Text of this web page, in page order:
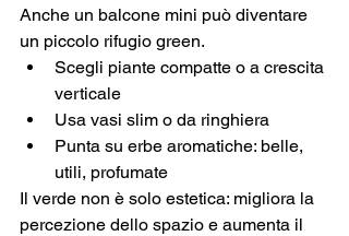
Anche un balcone mini può diventare
un piccolo rifugio green.
Scegli piante compatte o a crescita
verticale
Usa vasi slim o da ringhiera
Punta su erbe aromatiche: belle,
utili, profumate
Il verde non è solo estetica: migliora la
percezione dello spazio e aumenta il